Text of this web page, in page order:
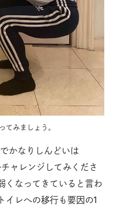
てみましょう。
かなりしんどいは
ャレンジしてみくださ
くなってきていると言わ
イレへの移行も要因の1